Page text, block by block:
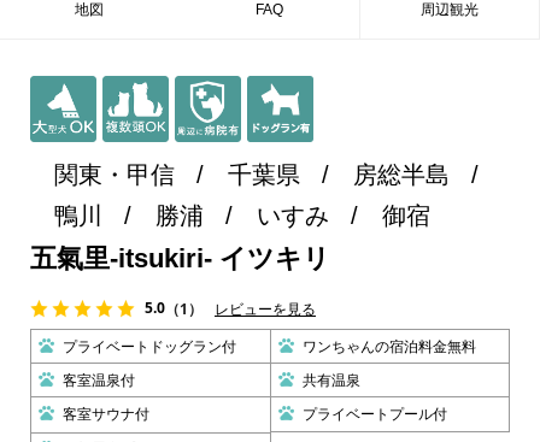
地図 FAQ 周辺観光
関東・甲信 千葉県
房総半島
鴨川
勝浦 いすみ 御宿
五氣里-itsukiri- イツキリ
5.0 （1） レビューを見る
プライベートドッグラン付 ワンちゃんの宿泊料金無料
客室温泉付 共有温泉
客室サウナ付 プライベートプール付